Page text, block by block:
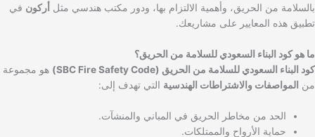
بالسلامة من الحريق، وأهمية الالتزام بها، ودور مكتب هندسي مثل أركون في
تطبيق هذه المعايير على مشاريعك.
ما هو كود البناء السعودي للسلامة من الحريق؟
كود البناء السعودي للسلامة من الحريق (SBC Fire Safety Code)
هو مجموعة
من المواصفات والاشتراطات الهندسية التي تهدف إلى:
الحد من مخاطر الحريق في المباني والمنشآت.
حماية الأرواح والممتلكات.